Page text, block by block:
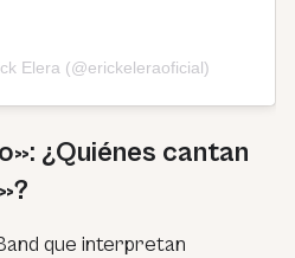
Elera (@erickeleraoficial)
¿Quiénes cantan
que interpretan